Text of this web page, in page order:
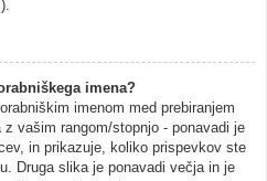
imena?
imenom med prebiranjem
vašim rangom/stopnjo - ponavadi je
in prikazuje, koliko prispevkov ste
Druga slika je ponavadi večja in je